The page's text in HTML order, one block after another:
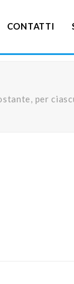
CONTATTI
per